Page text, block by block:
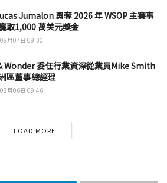
Jumalon 勇奪 2026 年 WSOP 主賽事
取1,000 萬美元獎金
月07日 09:30
Wonder 委任行業資深從業員Mike Smith
區董事總經理
月06日 09:46
LOAD MORE